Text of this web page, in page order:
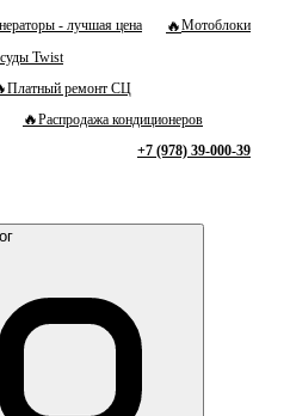
- лучшая цена 🔥Мотоблоки
Twist
Платный ремонт СЦ
🔥Распродажа кондиционеров
+7 (978) 39-000-39